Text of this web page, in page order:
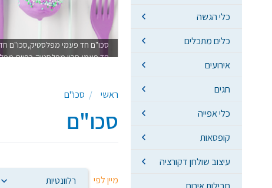
כלי הגשה
כלים מתכלים
אירועים
חגים
כלי אפייה
קופסאות
עיצוב שולחן דקורציה
סכו"ם חד פעמי מפלסטיק,סכו"ם
חד פעמי,סכין מפלסטיק,כפיות
ראשי סכו"ם
סכו"ם
מיין לפי